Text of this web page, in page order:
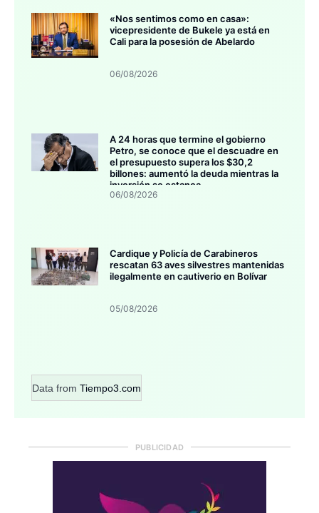
«Nos sentimos como en casa»:
vicepresidente de Bukele ya está en
Cali para la posesión de Abelardo
06/08/2026
A 24 horas que termine el gobierno
Petro, se conoce que el descuadre en
el presupuesto supera los $30,2
billones: aumentó la deuda mientras la
inversión se estanca
06/08/2026
Cardique y Policía de Carabineros
rescatan 63 aves silvestres mantenidas
ilegalmente en cautiverio en Bolívar
05/08/2026
Data from Tiempo3.com
PUBLICIDAD